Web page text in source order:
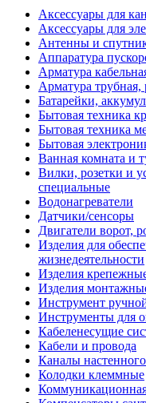
Аксессуары для
Аксессуары для
Антенны и
Аппаратура
Арматура
Арматура трубная,
Батарейки,
Бытовая техника
Бытовая техника
Бытовая
Ванная комната и
Вилки, розетки и
специальные
Водонагреватели
Датчики/сенсоры
Двигатели ворот,
Изделия для
жизнедеятельности
Изделия
Изделия
Инструмент
Инструменты для
Кабеленесущие
Кабели и провода
Каналы
Колодки клеммные